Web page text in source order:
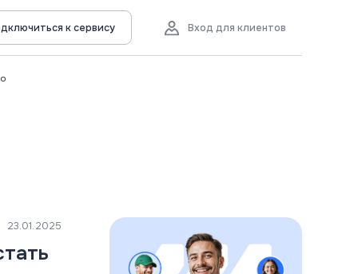
к сервису Вход для клиентов
23.01.2025